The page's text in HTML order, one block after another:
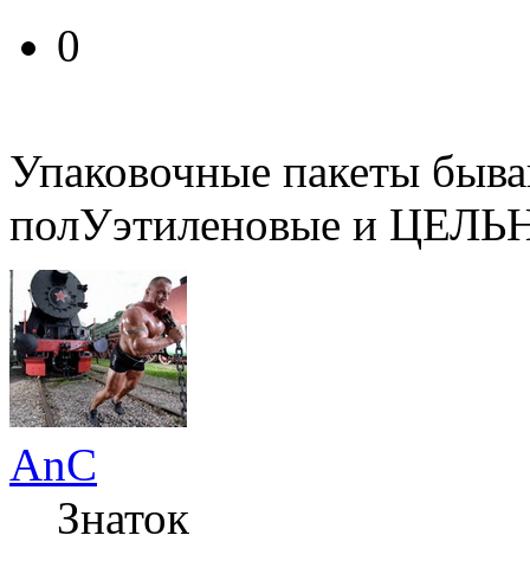
0
Упаковочные пакеты
полУэтиленовые и
AnC
Знаток